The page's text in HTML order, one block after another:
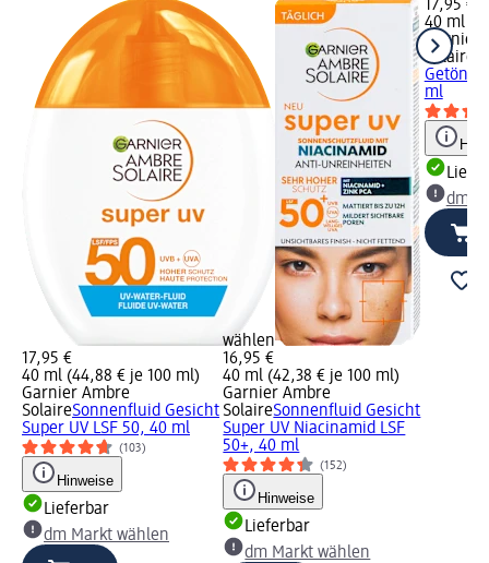
17,95 €
40 ml (44,88 € je 100 ml)
Garnier Ambre
SolaireSonnenfluid Gesicht
Super UV LSF 50, 40 ml
(103)
Hinweise
Lieferbar
dm Markt wählen
wählen
16,95 €
40 ml (42,38 € je 100 ml)
Garnier Ambre
SolaireSonnenfluid Gesicht
Super UV Niacinamid LSF
50+, 40 ml
(152)
Hinweise
Lieferbar
dm Markt wählen
17,95 €
40 ml
Garnier
Solaire
Getönt
ml
dm